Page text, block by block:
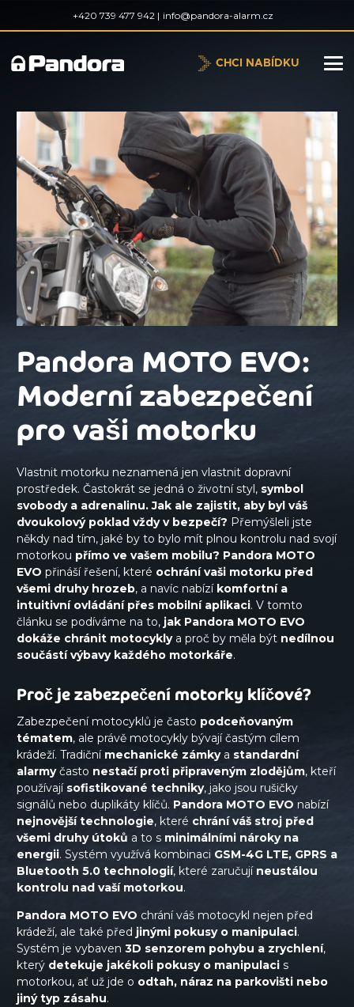
+420 739 477 942 | info@pandora-alarm.cz
CHCI NABÍDKU
Pandora MOTO EVO:
Moderní zabezpečení
pro vaši motorku
Vlastnit motorku neznamená jen vlastnit dopravní
prostředek. Častokrát se jedná o životní styl, symbol
svobody a adrenalinu. Jak ale zajistit, aby byl váš
dvoukolový poklad vždy v bezpečí? Přemýšleli jste
někdy nad tím, jaké by to bylo mít plnou kontrolu nad svojí
motorkou přímo ve vašem mobilu? Pandora MOTO
EVO přináší řešení, které ochrání vaši motorku před
všemi druhy hrozeb, a navíc nabízí komfortní a
intuitivní ovládání přes mobilní aplikaci. V tomto
článku se podíváme na to, jak Pandora MOTO EVO
dokáže chránit motocyklya proč by měla být nedílnou
součástí výbavy každého motorkáře.
Proč je zabezpečení motorky klíčové?
Zabezpečení motocyklů je často podceňovaným
tématem, ale právě motocykly bývají častým cílem
krádeží. Tradiční mechanické zámkya standardní
alarmyčasto nestačí proti připraveným zlodějům, kteří
používají sofistikované techniky, jako jsou rušičky
signálů nebo duplikáty klíčů. Pandora MOTO EVO nabízí
nejnovější technologie, které chrání váš stroj před
všemi druhy útoků a to s minimálními nároky na
energii. Systém využívá kombinaci GSM-4G LTE, GPRS a
Bluetooth 5.0 technologií, které zaručují neustálou
kontrolu nad vaší motorkou.
Pandora MOTO EVO chrání váš motocykl nejen před
krádeží, ale také před jinými pokusy o manipulaci.
Systém je vybaven 3D senzorem pohybu a zrychlení,
který detekuje jakékoli pokusy o manipulaci s
motorkou, ať už jde o odtah, náraz na parkovišti nebo
jiný typ zásahu.